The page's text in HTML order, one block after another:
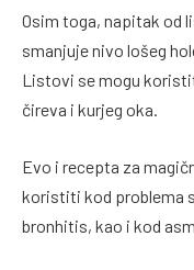
Osim toga, napitak od
smanjuje nivo lošeg
Listovi se mogu
čireva i kurjeg oka.
Evo i recepta za
koristiti kod problema
bronhitis, kao i kod